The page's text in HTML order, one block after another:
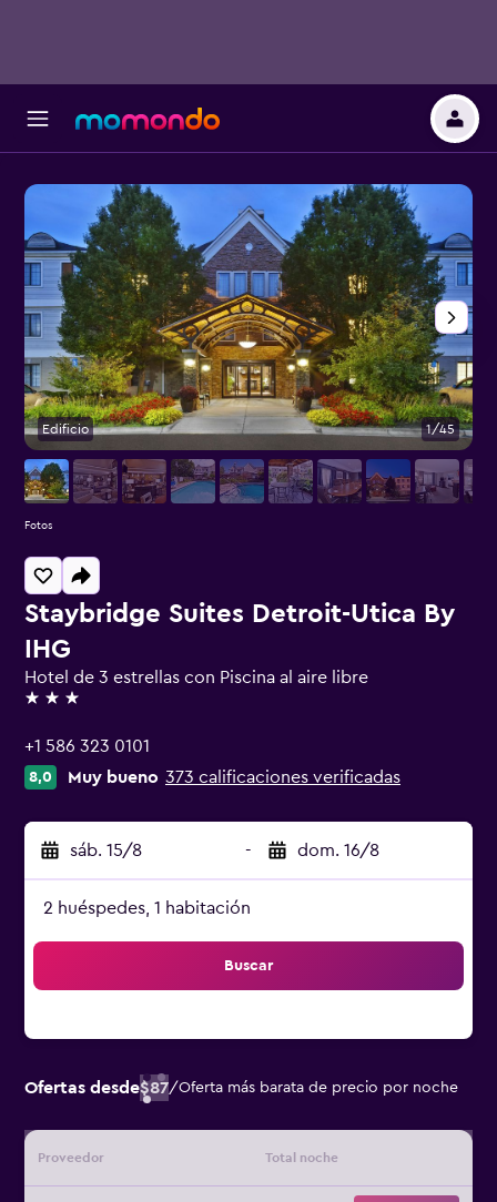
Staybridge Suites Detroit-Utica By
IHG
Hotel de 3 estrellas con Piscina al aire libre
3 estrellas
+1 586 323 0101
8,0 Muy bueno 373 calificaciones verificadas
sáb. 15/8 - dom. 16/8
2 huéspedes, 1 habitación
Buscar
Ofertas desde$87/Oferta más barata de precio por noche
Proveedor Total noche
Edificio 1/45
Fotos